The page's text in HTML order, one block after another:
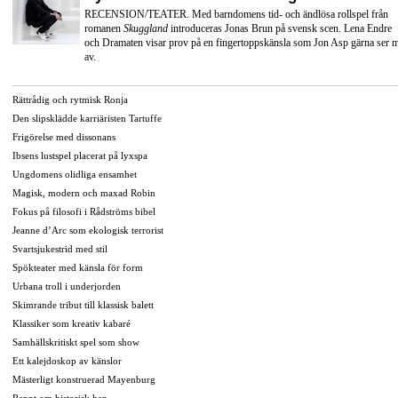
RECENSION/TEATER. Med barndomens tid- och ändlösa rollspel från
romanen Skuggland introduceras Jonas Brun på svensk scen. Lena Endre
och Dramaten visar prov på en fingertoppskänsla som Jon Asp gärna ser
av.
Rättrådig och rytmisk Ronja
Den slipsklädde karriäristen Tartuffe
Frigörelse med dissonans
Ibsens lustspel placerat på lyxspa
Ungdomens olidliga ensamhet
Magisk, modern och maxad Robin
Fokus på filosofi i Rådströms bibel
Jeanne d’Arc som ekologisk terrorist
Svartsjukestrid med stil
Spökteater med känsla för form
Urbana troll i underjorden
Skimrande tribut till klassisk balett
Klassiker som kreativ kabaré
Samhällskritiskt spel som show
Ett kalejdoskop av känslor
Mästerligt konstruerad Mayenburg